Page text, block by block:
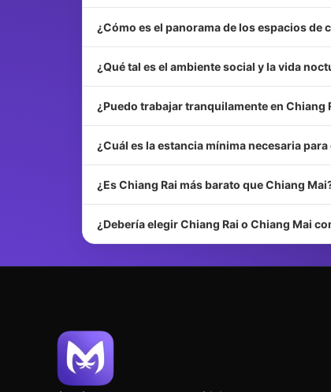
¿Cómo es el panorama de los espacios
¿Qué tal es el ambiente social y la vida
¿Puedo trabajar tranquilamente en
¿Cuál es la estancia mínima necesaria
¿Es Chiang Rai más barato que Chiang
¿Debería elegir Chiang Rai o Chiang Mai